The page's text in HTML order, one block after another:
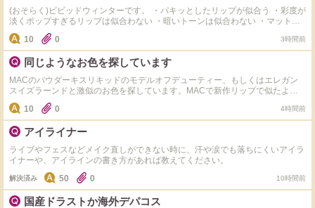
(おそらく)ビビッドウィンターです。 ・パキッとしたリップが似合う ・彩度が
淡くポップすぎるリップは似合わない ・暗いトーンは似合わない ・マットで
のっぺり重たいものよりも透け感があり立体感があるリップのほうが好き ・
最近はピンク系が好き ビビッドウィンターにおすすめのリップを、カラーと
ともに教えていただけると嬉しいです！
10 0 3時間前
同じようなお色を探しています
MACのパウダーキスリキッドのモデルオフデューティー、もしくはエレガン
スイズラーンドと激似のお色を探しています。MACで新作リップで似たよう
なお色を店頭でご紹介いただき購入したのですが微妙に違っておりました。
MACのマットリップが大好きなのですが、他社さまのマット経験が無いの
で、もしかして似たテクスチャーでお色が合えば試してみたいです。是非ご教
示いただけますでしょうか。よろしくお願いいたします。
10 0 4時間前
アイライナー
ライブやフェスなどメイク直しができない時に、汗や涙でも落ちにくいアイラ
イナーや、アイラインの書き方があれば教えてください。
解決済み 50 0 10時間前
国産ドラストか海外デパコス